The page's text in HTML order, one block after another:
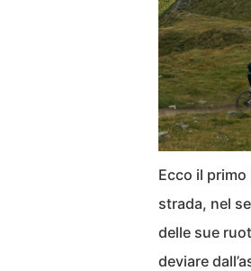
Ecco il
strada, nel
delle sue
deviare